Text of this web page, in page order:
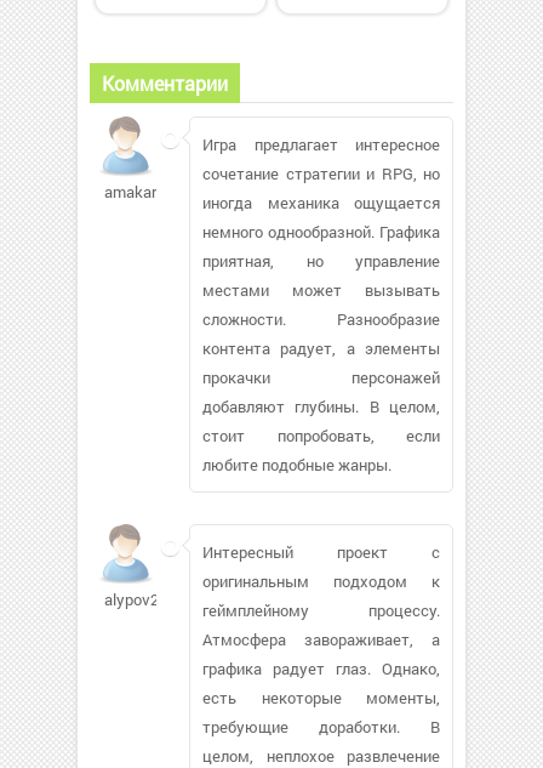
Комментарии
amakartsov
Игра предлагает интересное
сочетание стратегии и RPG, но
иногда механика ощущается
немного однообразной. Графика
приятная, но управление
местами может вызывать
сложности. Разнообразие
контента радует, а элементы
прокачки персонажей
добавляют глубины. В целом,
стоит попробовать, если
любите подобные жанры.
alypov2009
Интересный проект с
оригинальным подходом к
геймплейному процессу.
Атмосфера завораживает, а
графика радует глаз. Однако,
есть некоторые моменты,
требующие доработки. В
целом, неплохое развлечение